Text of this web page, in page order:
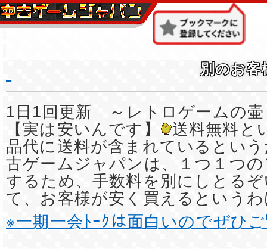
1日1回更新 ～レトロゲームの壷
【実は安いんです】
送料無料と
品代に送料が含まれているとい
古ゲームジャパンは、１つ１つ
するため、手数料を別にしとる
て、お客様が安く買えるという
※一期一会ﾄｰｸは面白いのでぜひ
別のお客